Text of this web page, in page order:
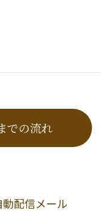
での流れ
動配信メール